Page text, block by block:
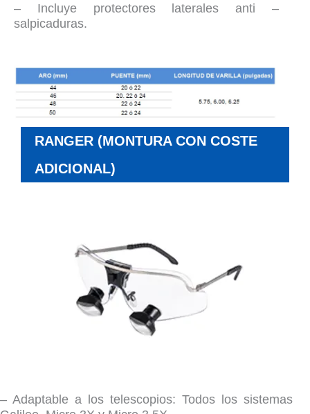
– Incluye protectores laterales anti –
salpicaduras.
RANGER (MONTURA CON COSTE
ADICIONAL)
– Adaptable a los telescopios: Todos los sistemas